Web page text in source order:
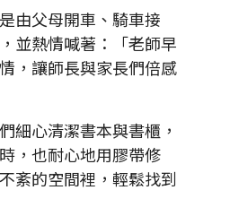
由父母開車、騎車接
並熱情喊著：「老師早
，讓師長與家長們倍感
心清潔書本與書櫃，
，也耐心地用膠帶修
紊的空間裡，輕鬆找到